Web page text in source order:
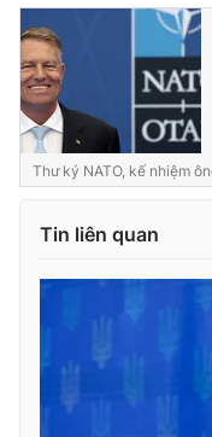
THỜI BÁO VTV
Theo dõi báo trên
Cơ quan báo chí:
cấp ngày 29/12/2023
Tổng Biên tập:
Phó Tổng Biên tập:
Tổng đài VTV: 024.38
Thư ký NATO, kế nhiệm
Tin liên quan